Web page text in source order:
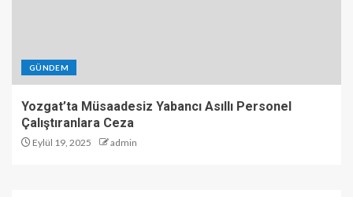
GÜNDEM
Yozgat’ta Müsaadesiz Yabancı Asıllı Personel
Çalıştıranlara Ceza
Eylül 19, 2025 admin